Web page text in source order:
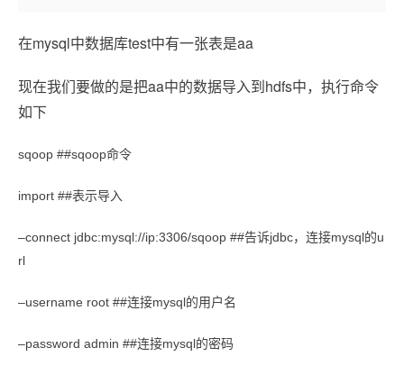
在mysql中数据库test中有一张表是aa
现在我们要做的是把aa中的数据导入到hdfs中，执行命令
如下
sqoop ##sqoop命令
import ##表示导入
–connect jdbc:mysql://ip:3306/sqoop ##告诉jdbc，连接mysql的u
rl
–username root ##连接mysql的用户名
–password admin ##连接mysql的密码